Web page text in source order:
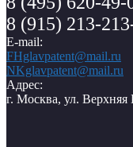
8 (915) 213-
E-mail:
FHglavpatent@mail.ru
NKglavpatent@mail.ru
Адрес:
г. Москва, ул. Верхняя